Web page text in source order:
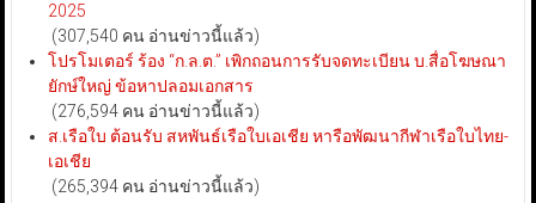
2025
(307,540 คน อ่านข่าวนี้แล้ว)
โปรโมเตอร์ ร้อง “ก.ล.ต.” เพิกถอนการรับจดทะเบียน บ.สื่อโฆษณา
ยักษ์ใหญ่ ข้อหาปลอมเอกสาร
(276,594 คน อ่านข่าวนี้แล้ว)
ส.เรือใบ ต้อนรับ สหพันธ์เรือใบเอเชีย หารือพัฒนากีฬาเรือใบไทย-
เอเชีย
(265,394 คน อ่านข่าวนี้แล้ว)